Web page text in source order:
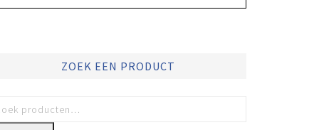
ZOEK EEN PRODUCT